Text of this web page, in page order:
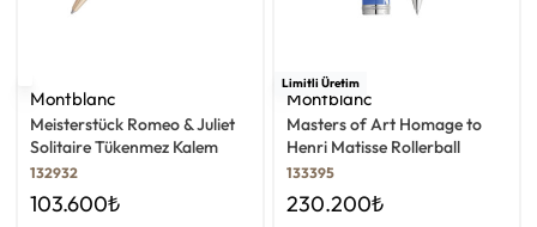
Montblanc
Meisterstück Romeo & Juliet
Solitaire Tükenmez Kalem
132932
103.600₺
Limitli Üretim
Montblanc
Masters of Art Homage to
Henri Matisse Rollerball
Kalem
133395
230.200₺